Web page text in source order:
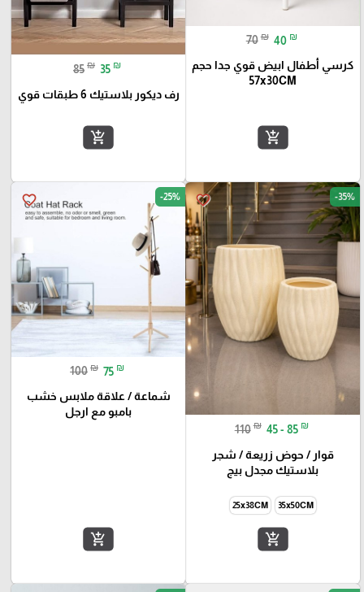
70 ₪ 40 ₪
كرسي أطفال ابيض قوي جدا حجم
57x30CM
add_shopping_cart
85 ₪ 35 ₪
رف ديكور بلاستيك 6 طبقات قوي
add_shopping_cart
favorite_border -35%
110 ₪ 45 - 85 ₪
قوار / حوض زريعة / شجر
بلاستيك مجدل بيج
35x50CM
25x38CM
add_shopping_cart
favorite_border -25%
100 ₪ 75 ₪
شماعة / علاقة ملابس خشب
بامبو مع ارجل
add_shopping_cart